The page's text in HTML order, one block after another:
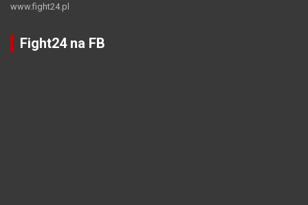
www.fight24.pl
Fight24 na FB